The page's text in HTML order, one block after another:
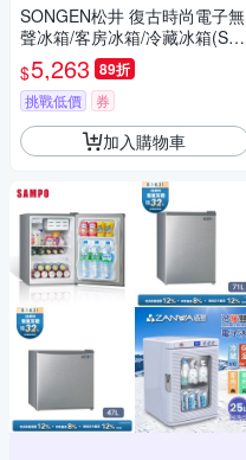
SONGEN松井 復古時尚電子無
聲冰箱/客房冰箱/冷藏冰箱(SG-
42AS-W)
$5,263 89折
挑戰低價 券
加入購物車